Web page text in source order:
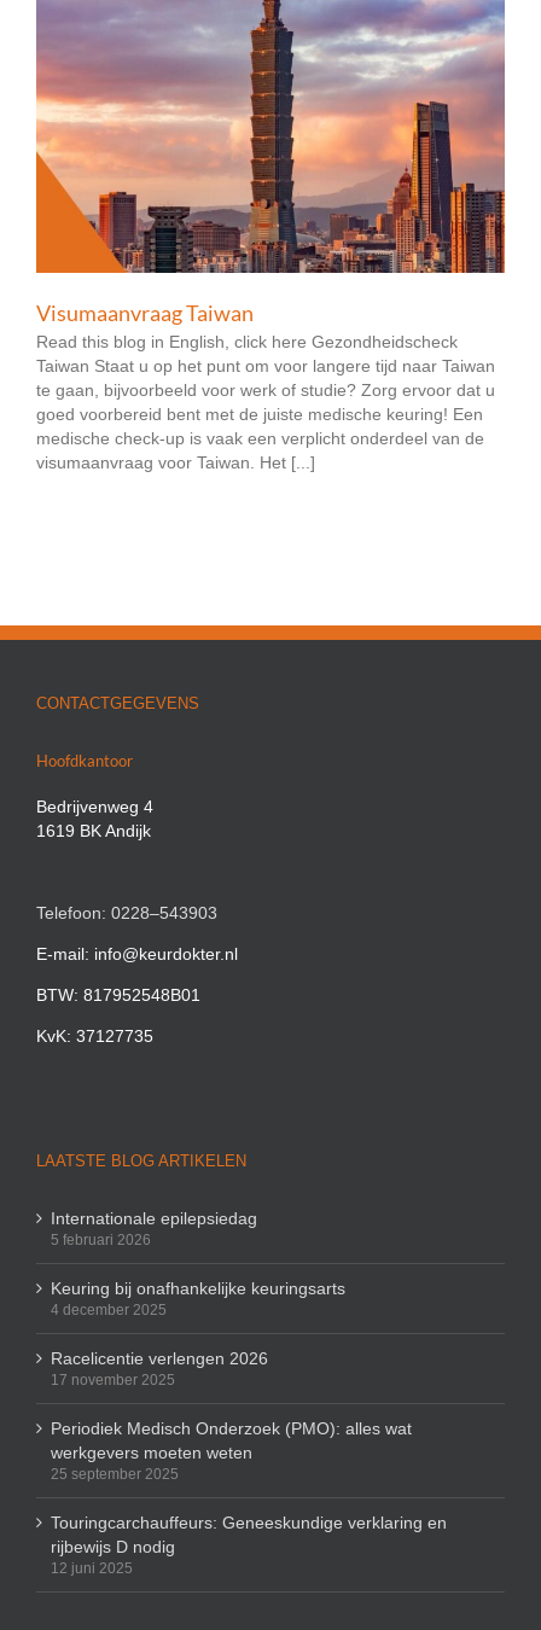
Visumaanvraag Taiwan
Read this blog in English, click here Gezondheidscheck
Taiwan Staat u op het punt om voor langere tijd naar Taiwan
te gaan, bijvoorbeeld voor werk of studie? Zorg ervoor dat u
goed voorbereid bent met de juiste medische keuring! Een
medische check-up is vaak een verplicht onderdeel van de
visumaanvraag voor Taiwan. Het [...]
CONTACTGEGEVENS
Hoofdkantoor
Bedrijvenweg 4
1619 BK Andijk
Telefoon: 0228–543903
E-mail: info@keurdokter.nl
BTW: 817952548B01
KvK: 37127735
LAATSTE BLOG ARTIKELEN
Internationale epilepsiedag
5 februari 2026
Keuring bij onafhankelijke keuringsarts
4 december 2025
Racelicentie verlengen 2026
17 november 2025
Periodiek Medisch Onderzoek (PMO): alles wat
werkgevers moeten weten
25 september 2025
Touringcarchauffeurs: Geneeskundige verklaring en
rijbewijs D nodig
12 juni 2025